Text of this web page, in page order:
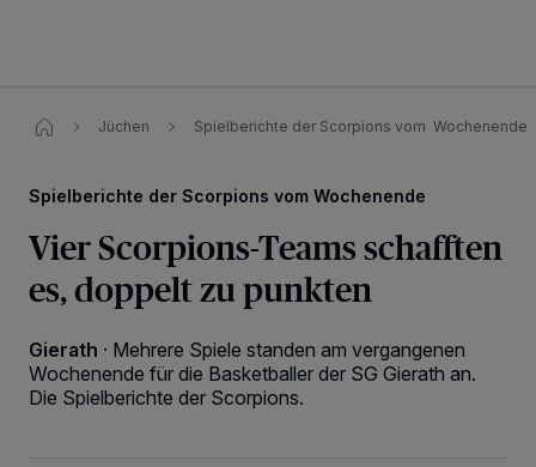
Jüchen Spielberichte der Scorpions vom Wochenende
Spielberichte der Scorpions vom Wochenende
Vier Scorpions-Teams schafften
es, doppelt zu punkten
Gierath · Mehrere Spiele standen am vergangenen
Wochenende für die Basketballer der SG Gierath an.
Die Spielberichte der Scorpions.
Wir und unsere 218-Partner speichern und greifen auf personenbezogene Daten
wie Browserdaten oder eindeutige Kennungen auf Ihrem Gerät zu. Durch Auswahl
von OK aktivieren Sie Tracking-Technologien für die unter „Wir und unsere